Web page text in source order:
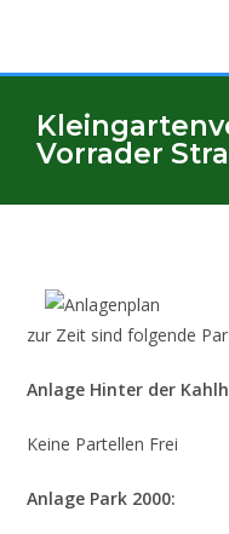
Vorrader
zur Zeit sind folgende
Anlage Hinter der
Keine Partellen Frei
Anlage Park 2000: